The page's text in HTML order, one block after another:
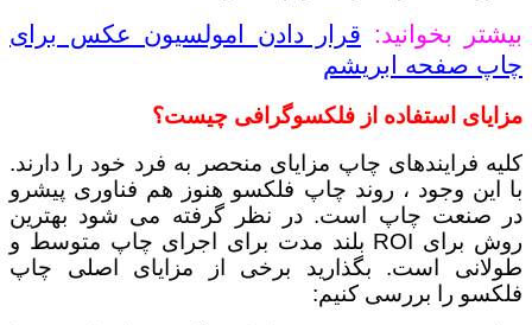
بیشتر بخوانید: قرار دادن امولسیون عکس برای
چاپ صفحه ابریشم
مزایای استفاده از فلکسوگرافی چیست؟
کلیه فرایندهای چاپ مزایای منحصر به فرد خود را دارند.
با این وجود ، روند چاپ فلکسو هنوز هم فناوری پیشرو
در صنعت چاپ است. در نظر گرفته می شود بهترین
روش برای ROI بلند مدت برای اجرای چاپ متوسط ​​و
طولانی است. بگذارید برخی از مزایای اصلی چاپ
فلکسو را بررسی کنیم: